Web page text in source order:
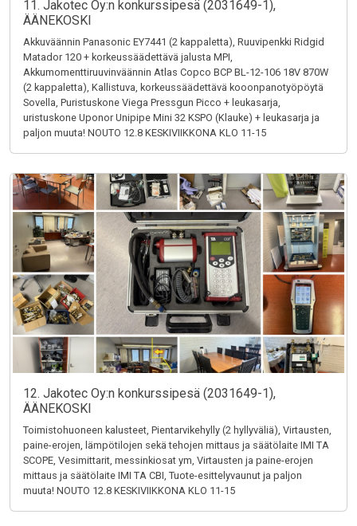
11. Jakotec Oy:n konkurssipesä (2031649-1),
ÄÄNEKOSKI
Akkuväännin Panasonic EY7441 (2 kappaletta), Ruuvipenkki Ridgid
Matador 120 + korkeussäädettävä jalusta MPI,
Akkumomenttiruuvinväännin Atlas Copco BCP BL-12-106 18V 870W
(2 kappaletta), Kallistuva, korkeussäädettävä kooonpanotyöpöytä
Sovella, Puristuskone Viega Pressgun Picco + leukasarja,
uristuskone Uponor Unipipe Mini 32 KSPO (Klauke) + leukasarja ja
paljon muuta! NOUTO 12.8 KESKIVIIKKONA KLO 11-15
12. Jakotec Oy:n konkurssipesä (2031649-1),
ÄÄNEKOSKI
Toimistohuoneen kalusteet, Pientarvikehylly (2 hyllyväliä), Virtausten,
paine-erojen, lämpötilojen sekä tehojen mittaus ja säätölaite IMI TA
SCOPE, Vesimittarit, messinkiosat ym, Virtausten ja paine-erojen
mittaus ja säätölaite IMI TA CBI, Tuote-esittelyvaunut ja paljon
muuta! NOUTO 12.8 KESKIVIIKKONA KLO 11-15